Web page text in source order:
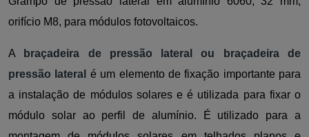
orifício M8, para módulos fotovoltaicos.
A
braçadeira de pressão lateral ou braçadeira de
pressão lateral é um elemento de fixação importante para
a instalação de módulos solares e é utilizada para fixar o
módulo solar ao perfil de alumínio. É utilizado para a